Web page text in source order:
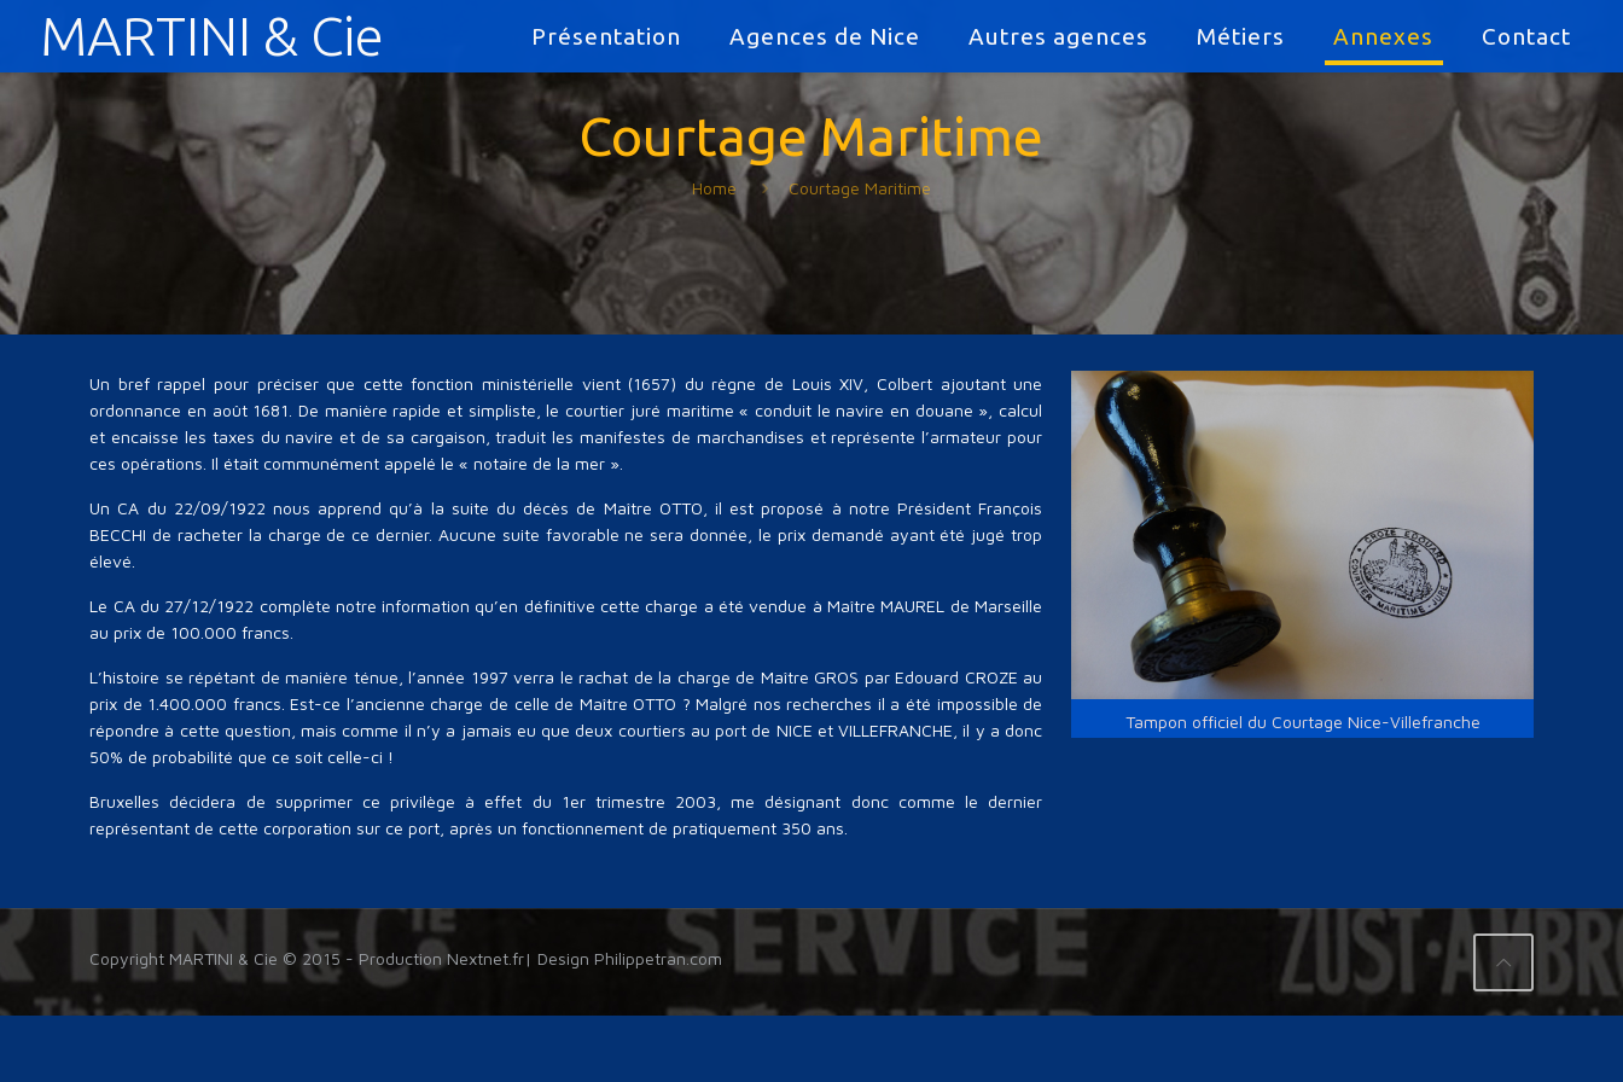
MARTINI & Cie Présentation Agences de Nice Autres agences Métiers Annexes Contact
Courtage Maritime
Home Courtage Maritime
Un bref rappel pour préciser que cette fonction ministérielle vient (1657) du règne de Louis XIV, Colbert ajoutant une
ordonnance en août 1681. De manière rapide et simpliste, le courtier juré maritime « conduit le navire en douane », calcul
et encaisse les taxes du navire et de sa cargaison, traduit les manifestes de marchandises et représente l’armateur pour
ces opérations. Il était communément appelé le « notaire de la mer ».
Un CA du 22/09/1922 nous apprend qu’à la suite du décès de Maître OTTO, il est proposé à notre Président François
BECCHI de racheter la charge de ce dernier. Aucune suite favorable ne sera donnée, le prix demandé ayant été jugé trop
élevé.
Le CA du 27/12/1922 complète notre information qu’en définitive cette charge a été vendue à Maître MAUREL de Marseille
au prix de 100.000 francs.
L’histoire se répétant de manière ténue, l’année 1997 verra le rachat de la charge de Maître GROS par Edouard CROZE au
prix de 1.400.000 francs. Est-ce l’ancienne charge de celle de Maître OTTO ? Malgré nos recherches il a été impossible de
répondre à cette question, mais comme il n’y a jamais eu que deux courtiers au port de NICE et VILLEFRANCHE, il y a donc
50% de probabilité que ce soit celle-ci !
Bruxelles décidera de supprimer ce privilège à effet du 1er trimestre 2003, me désignant donc comme le dernier
représentant de cette corporation sur ce port, après un fonctionnement de pratiquement 350 ans.
Tampon officiel du Courtage Nice-Villefranche
Copyright MARTINI & Cie © 2015 - Production Nextnet.fr| Design Philippetran.com